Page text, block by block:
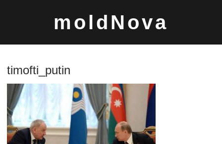
moldNova
Caută
după:
timofti_putin